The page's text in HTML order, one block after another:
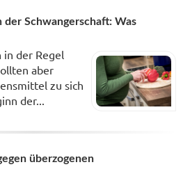
der Schwangerschaft: Was
in der Regel
aber
zu sich
der...
überzogenen